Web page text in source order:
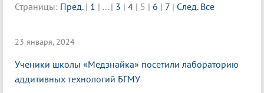
Страницы: Пред. | 1 | ... | 3 | 4 | 5 | 6 | 7 | След. Все
23 января, 2024
Ученики школы «Медзнайка» посетили лабораторию
аддитивных технологий БГМУ